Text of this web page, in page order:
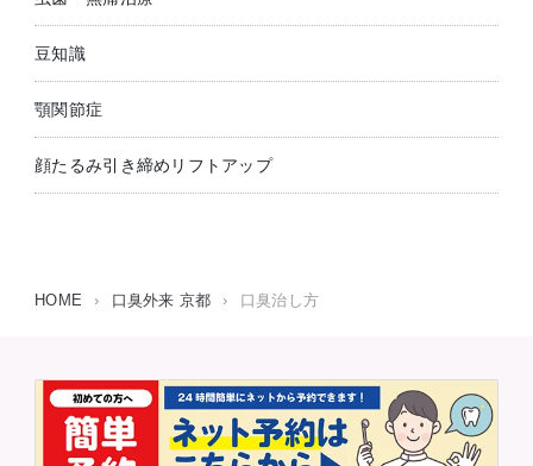
豆知識
顎関節症
顔たるみ引き締めリフトアップ
HOME › 口臭外来 京都 › 口臭治し方